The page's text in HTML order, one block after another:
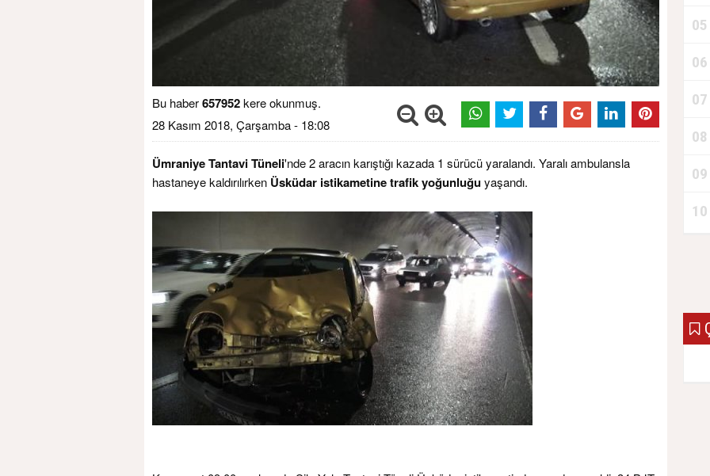
Bu haber657952kere okunmuş.
28 Kasım 2018, Çarşamba - 18:08
Ümraniye Tantavi Tüneli'nde 2 aracın karıştığı kazada 1 sürücü yaralandı. Yaralı ambulansla
hastaneye kaldırılırken Üsküdar istikametine trafik yoğunluğuyaşandı.
05
06
07
08
09
10